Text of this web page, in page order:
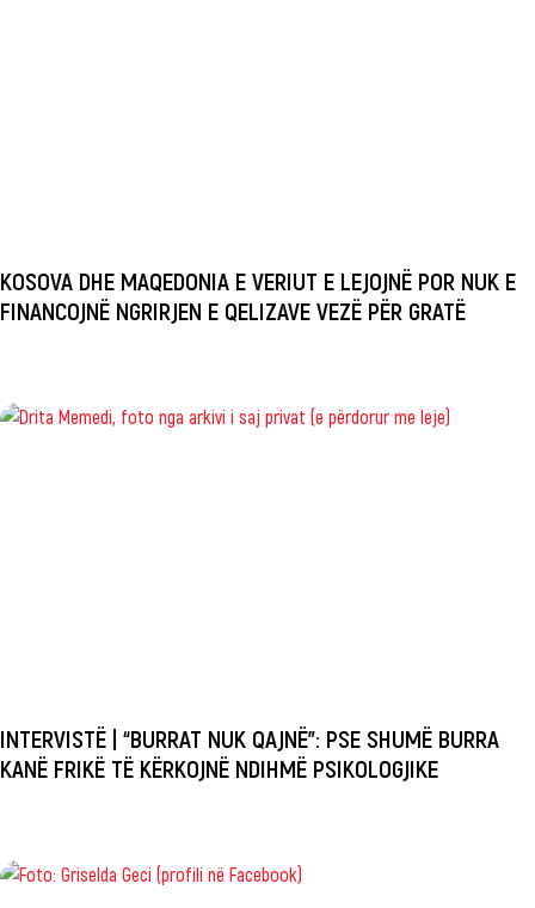
KOSOVA DHE MAQEDONIA E VERIUT E LEJOJNË POR NUK E
FINANCOJNË NGRIRJEN E QELIZAVE VEZË PËR GRATË
INTERVISTË | “BURRAT NUK QAJNË”: PSE SHUMË BURRA
KANË FRIKË TË KËRKOJNË NDIHMË PSIKOLOGJIKE